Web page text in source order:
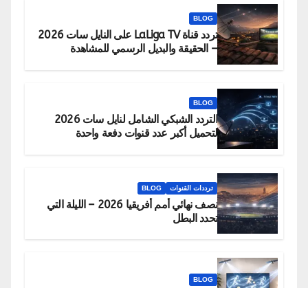
BLOG
تردد قناة LaLiga TV على النايل سات 2026
– الحقيقة والبديل الرسمي للمشاهدة
BLOG
التردد الشبكي الشامل لنايل سات 2026
لتحميل أكبر عدد قنوات دفعة واحدة
ترددات القنوات BLOG
نصف نهائي أمم أفريقيا 2026 – الليلة التي
تحدد البطل
BLOG